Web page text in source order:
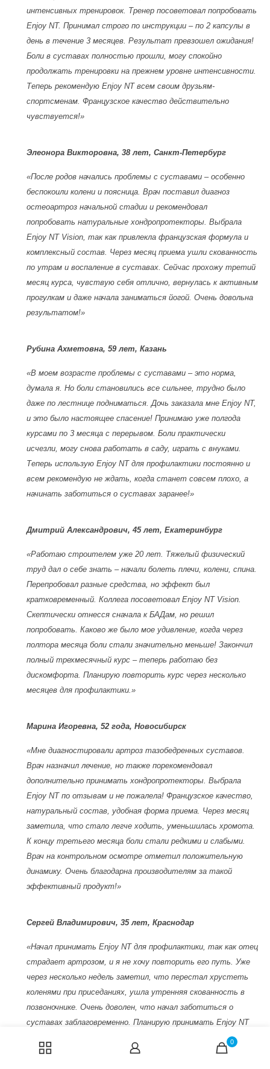
интенсивных тренировок. Тренер посоветовал попробовать
Enjoy NT. Принимал строго по инструкции – по 2 капсулы в
день в течение 3 месяцев. Результат превзошел ожидания!
Боли в суставах полностью прошли, могу спокойно
продолжать тренировки на прежнем уровне интенсивности.
Теперь рекомендую Enjoy NT всем своим друзьям-
спортсменам. Французское качество действительно
чувствуется!»
Элеонора Викторовна, 38 лет, Санкт-Петербург
«После родов начались проблемы с суставами – особенно
беспокоили колени и поясница. Врач поставил диагноз
остеоартроз начальной стадии и рекомендовал
попробовать натуральные хондропротекторы. Выбрала
Enjoy NT Vision, так как привлекла французская формула и
комплексный состав. Через месяц приема ушли скованность
по утрам и воспаление в суставах. Сейчас прохожу третий
месяц курса, чувствую себя отлично, вернулась к активным
прогулкам и даже начала заниматься йогой. Очень довольна
результатом!»
Рубина Ахметовна, 59 лет, Казань
«В моем возрасте проблемы с суставами – это норма,
думала я. Но боли становились все сильнее, трудно было
даже по лестнице подниматься. Дочь заказала мне Enjoy NT,
и это было настоящее спасение! Принимаю уже полгода
курсами по 3 месяца с перерывом. Боли практически
исчезли, могу снова работать в саду, играть с внуками.
Теперь использую Enjoy NT для профилактики постоянно и
всем рекомендую не ждать, когда станет совсем плохо, а
начинать заботиться о суставах заранее!»
Дмитрий Александрович, 45 лет, Екатеринбург
«Работаю строителем уже 20 лет. Тяжелый физический
труд дал о себе знать – начали болеть плечи, колени, спина.
Перепробовал разные средства, но эффект был
кратковременный. Коллега посоветовал Enjoy NT Vision.
Скептически отнесся сначала к БАДам, но решил
попробовать. Каково же было мое удивление, когда через
полтора месяца боли стали значительно меньше! Закончил
полный трехмесячный курс – теперь работаю без
дискомфорта. Планирую повторить курс через несколько
месяцев для профилактики.»
Марина Игоревна, 52 года, Новосибирск
«Мне диагностировали артроз тазобедренных суставов.
Врач назначил лечение, но также порекомендовал
дополнительно принимать хондропротекторы. Выбрала
Enjoy NT по отзывам и не пожалела! Французское качество,
натуральный состав, удобная форма приема. Через месяц
заметила, что стало легче ходить, уменьшилась хромота.
К концу третьего месяца боли стали редкими и слабыми.
Врач на контрольном осмотре отметил положительную
динамику. Очень благодарна производителям за такой
эффективный продукт!»
Сергей Владимирович, 35 лет, Краснодар
«Начал принимать Enjoy NT для профилактики, так как отец
страдает артрозом, и я не хочу повторить его путь. Уже
через несколько недель заметил, что перестал хрустеть
коленями при приседаниях, ушла утренняя скованность в
позвоночнике. Очень доволен, что начал заботиться о
суставах заблаговременно. Планирую принимать Enjoy NT
курсами регулярно. Всем советую не дожидаться проблем, а
заниматься профилактикой!»
0